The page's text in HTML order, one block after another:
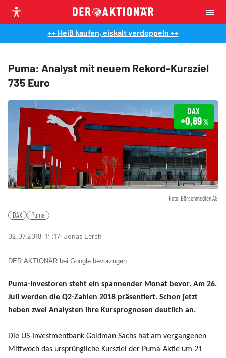
++ Heiß kaufen, eiskalt verdoppeln ++
Puma: Analyst mit neuem Rekord-Kursziel
735 Euro
Foto: Börsenmedien AG
DAX
+0,69%
DAX Puma
02.07.2018, 14:17‧ Jonas Lerch
DER AKTIONÄR bei Google bevorzugen
Puma-Investoren steht ein spannender Monat bevor. Am 26.
Juli werden die Q2-Zahlen 2018 präsentiert. Schon jetzt
heben zwei Analysten ihre Kursprognosen deutlich an.
Die US-Investmentbank Goldman Sachs hat am vergangenen
Mittwoch das ursprüngliche Kursziel der Puma-Aktie um 21